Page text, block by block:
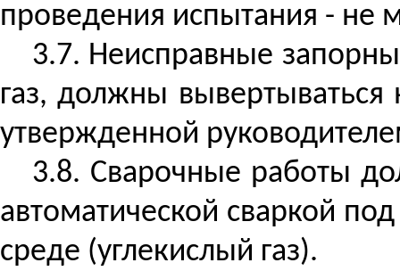
проведения испытания - не
3.7. Неисправные
газ, должны вывертываться
утвержденной
3.8. Сварочные работы
автоматической сваркой
среде (углекислый газ).